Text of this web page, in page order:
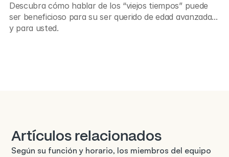
Descubra cómo hablar de los “viejos tiempos” puede
ser beneficioso para su ser querido de edad avanzada...
y para usted.
Artículos relacionados
Según su función y horario, los miembros del equipo